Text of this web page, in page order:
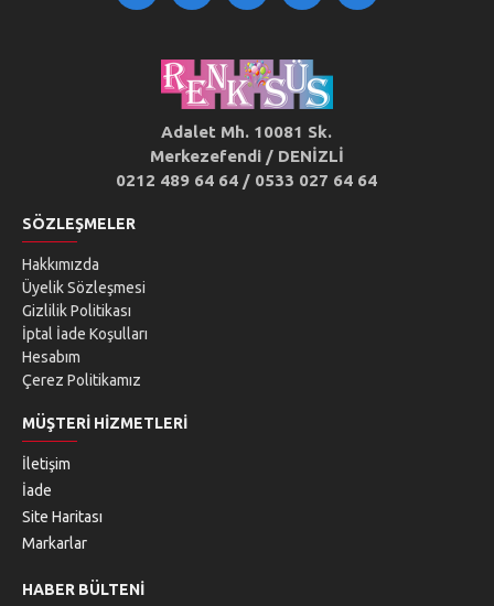
Adalet Mh. 10081 Sk.
Merkezefendi / DENİZLİ
0212 489 64 64 / 0533 027 64 64
SÖZLEŞMELER
Hakkımızda
Üyelik Sözleşmesi
Gizlilik Politikası
İptal İade Koşulları
Hesabım
Çerez Politikamız
MÜŞTERI HIZMETLERI
İletişim
İade
Site Haritası
Markarlar
HABER BÜLTENI